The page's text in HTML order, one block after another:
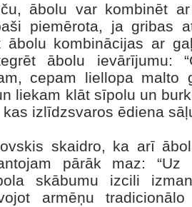
ābolu var kombinēt
piemērota, ja gribas
ābolu kombinācijas ar
ābolu ievārījumu:
cepam liellopa
liekam klāt sīpolu un
izlīdzsvaros ēdiena
skaidro, ka arī
pārāk maz:
skābumu izcili
armēņu